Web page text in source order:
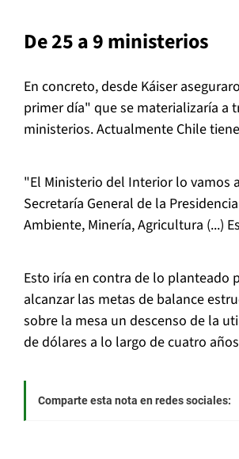
De 25 a 9 ministerios
En concreto, desde Káiser
primer día" que se materializaría a
ministerios. Actualmente Chile
"El Ministerio del Interior lo vamos
Secretaría General de la
Ambiente, Minería, Agricultura (...)
Esto iría en contra de lo planteado
alcanzar las metas de balance
sobre la mesa un descenso de la
de dólares a lo largo de cuatro
Comparte esta nota en redes sociales: